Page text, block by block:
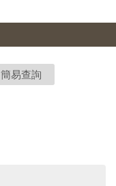
閉
站
停、
圖
圖
結
簡易查詢